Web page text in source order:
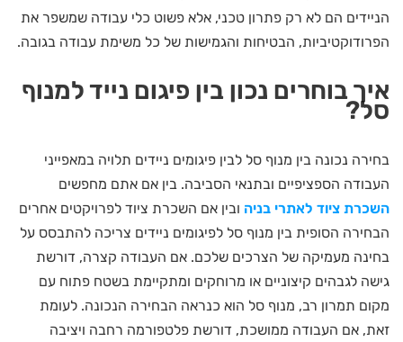
הניידים הם לא רק פתרון טכני, אלא פשוט כלי עבודה שמשפר את
הפרודוקטיביות, הבטיחות והגמישות של כל משימת עבודה בגובה.
איך בוחרים נכון בין פיגום נייד למנוף
סל?
בחירה נכונה בין מנוף סל לבין פיגומים ניידים תלויה במאפייני
העבודה הספציפיים ובתנאי הסביבה. בין אם אתם מחפשים
השכרת ציוד לאתרי בניה ובין אם השכרת ציוד לפרויקטים אחרים
הבחירה הסופית בין מנוף סל לפיגומים ניידים צריכה להתבסס על
בחינה מעמיקה של הצרכים שלכם. אם העבודה קצרה, דורשת
גישה לגבהים קיצוניים או מרוחקים ומתקיימת בשטח פתוח עם
מקום תמרון רב, מנוף סל הוא כנראה הבחירה הנכונה. לעומת
זאת, אם העבודה ממושכת, דורשת פלטפורמה רחבה ויציבה